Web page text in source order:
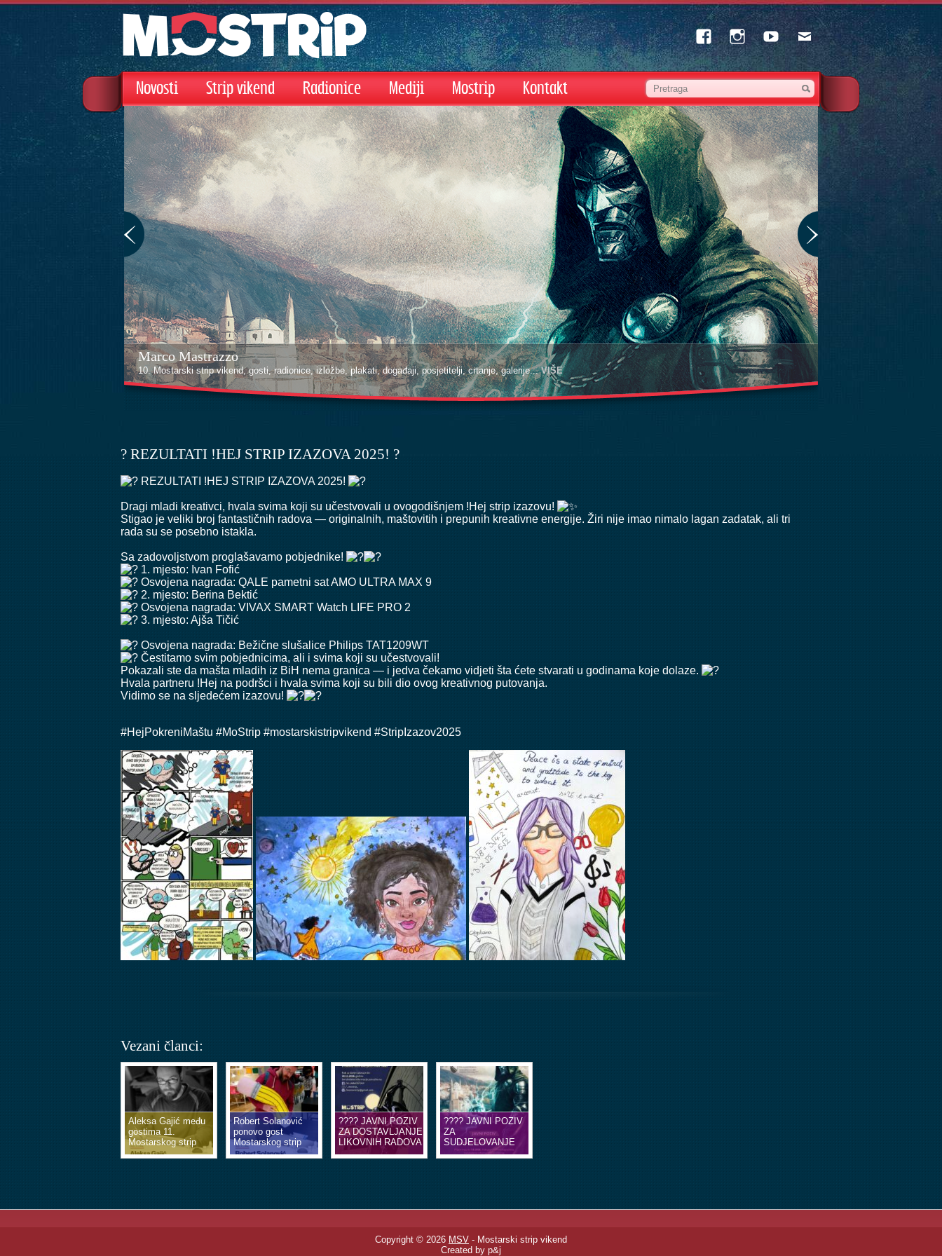
Facebook InstagramYoutube Email
Novosti Strip vikend Radionice Mediji Mostrip Kontakt
Marco Mastrazzo
10. Mostarski strip vikend, gosti, radionice, izložbe, plakati, događaji, posjetitelji, crtanje, galerije...VIŠE
? REZULTATI !HEJ STRIP IZAZOVA 2025! ?
REZULTATI !HEJ STRIP IZAZOVA 2025!
Dragi mladi kreativci, hvala svima koji su učestvovali u ovogodišnjem !Hej strip izazovu!
Stigao je veliki broj fantastičnih radova — originalnih, maštovitih i prepunih kreativne energije. Žiri nije imao nimalo lagan zadatak, ali tri
rada su se posebno istakla.
Sa zadovoljstvom proglašavamo pobjednike!
1. mjesto: Ivan Fofić
Osvojena nagrada: QALE pametni sat AMO ULTRA MAX 9
2. mjesto: Berina Bektić
Osvojena nagrada: VIVAX SMART Watch LIFE PRO 2
3. mjesto: Ajša Tičić
Osvojena nagrada: Bežične slušalice Philips TAT1209WT
Čestitamo svim pobjednicima, ali i svima koji su učestvovali!
Pokazali ste da mašta mladih iz BiH nema granica — i jedva čekamo vidjeti šta ćete stvarati u godinama koje dolaze.
Hvala partneru !Hej na podršci i hvala svima koji su bili dio ovog kreativnog putovanja.
Vidimo se na sljedećem izazovu!
#HejPokreniMaštu #MoStrip #mostarskistripvikend #StripIzazov2025
Vezani članci:
Aleksa Gajić među
gostima 11.
Mostarskog strip
vikenda
Robert Solanović
ponovo gost
Mostarskog strip
vikenda
???? JAVNI POZIV
ZA DOSTAVLJANJE
LIKOVNIH RADOVA
U OBLIKU
???? JAVNI POZIV
ZA
SUDJELOVANJE
NA EDUKACIJSKIM
Copyright © 2026 MSV - Mostarski strip vikend
Created by p&j